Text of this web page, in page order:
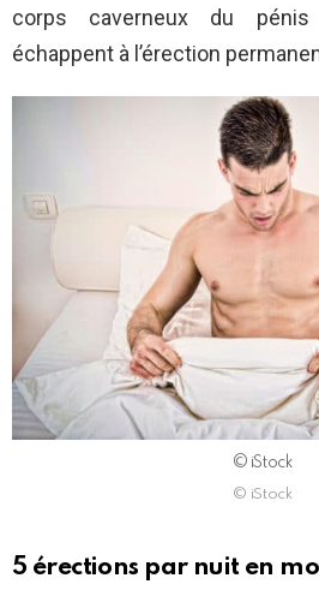
corps caverneux du
échappent à l’érection
© iStock
© iStock
5 érections par nuit en